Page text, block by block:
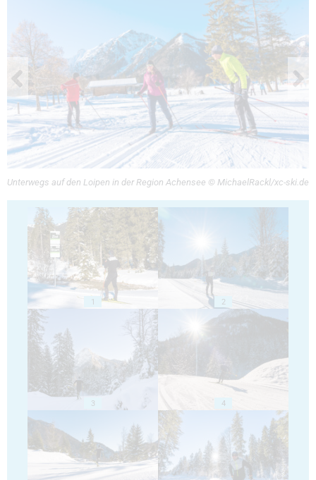
Unterwegs auf den Loipen in der Region Achensee © MichaelRackl/xc-ski.de
1 2
3 4